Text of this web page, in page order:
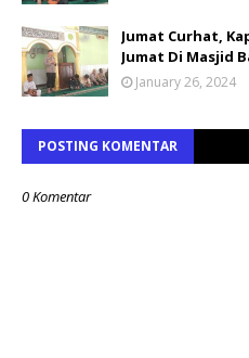
Jumat Curhat,
Jumat Di Masjid
January 26, 2024
POSTING KOMENTAR
0 Komentar